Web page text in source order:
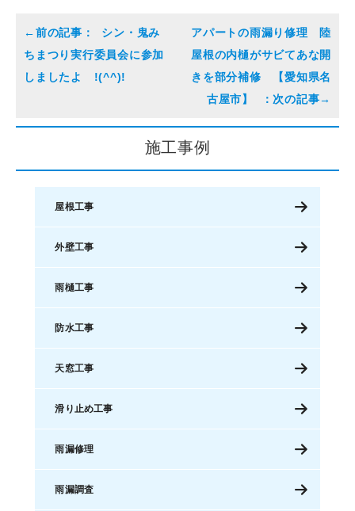
シン・鬼み
ちまつり実行委員会に参加
しましたよ !(^^)!
アパートの雨漏り修理 陸
屋根の内樋がサビてあな開
きを部分補修 【愛知県名
古屋市】
施工事例
屋根工事
外壁工事
雨樋工事
防水工事
天窓工事
滑り止め工事
雨漏修理
雨漏調査